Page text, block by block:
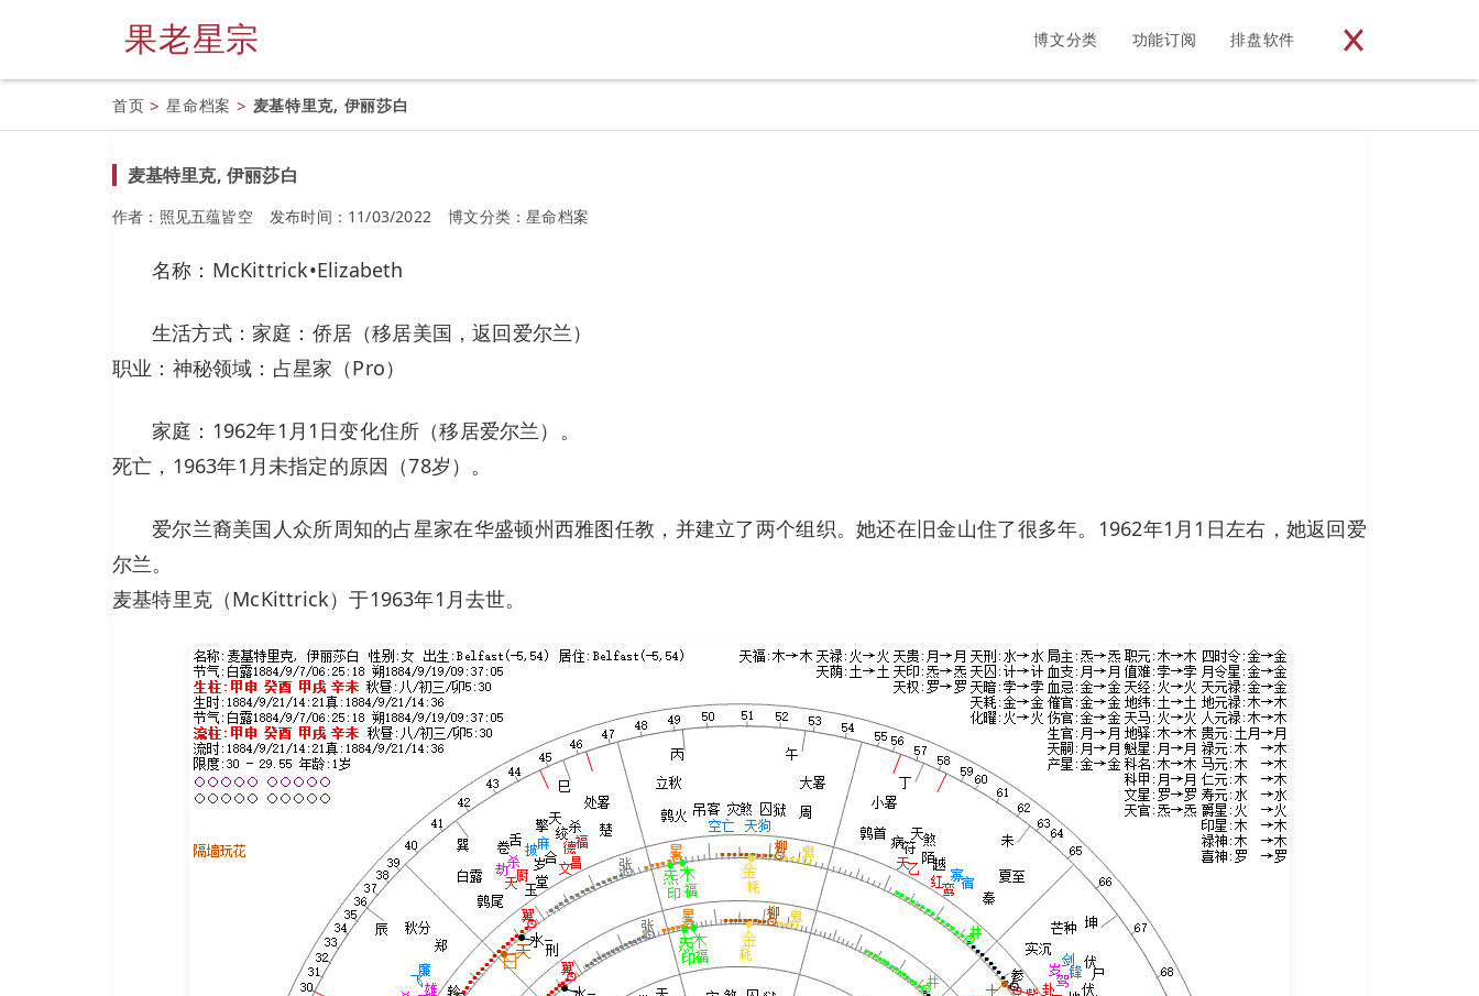
果老星宗 博文分类 功能订阅 排盘软件
首页 > 星命档案 > 麦基特里克, 伊丽莎白
麦基特里克, 伊丽莎白
作者：照见五蕴皆空 发布时间：11/03/2022 博文分类：星命档案
名称：McKittrick•Elizabeth
生活方式：家庭：侨居（移居美国，返回爱尔兰）
职业：神秘领域：占星家（Pro）
家庭：1962年1月1日变化住所（移居爱尔兰）。
死亡，1963年1月未指定的原因（78岁）。
爱尔兰裔美国人众所周知的占星家在华盛顿州西雅图任教，并建立了两个组织。她还在旧金山住了很多年。1962年1月1日左右，她返回爱
尔兰。
麦基特里克（McKittrick）于1963年1月去世。